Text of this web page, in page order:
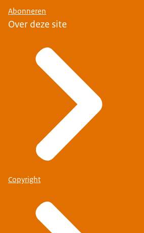
Abonneren
Over deze site
Copyright